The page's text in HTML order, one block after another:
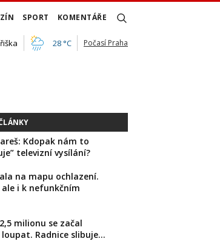
SPORT KOMENTÁŘE
28 °C Počasí Praha
Kdopak nám to
televizní vysílání?
na mapu ochlazení.
ale i k nefunkčním
milionu se začal
loupat. Radnice slibuje…